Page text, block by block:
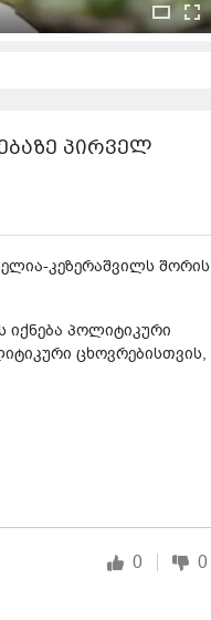
პირველ
კეზერაშვილს შორის
პოლიტიკური
ცხოვრებისთვის,
0 0